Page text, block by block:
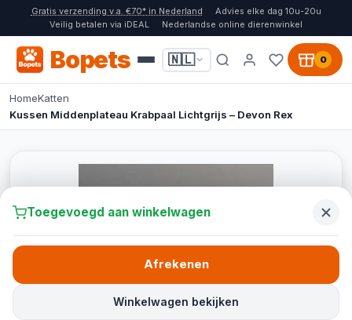
Gratis verzending v.a. €70* in Nederland
Advies elke dag 10u-20u
Veilig betalen via iDEAL
Nederlandse online dierenwinkel
Bopets 🇳🇱 0
HomeKatten
Kussen Middenplateau Krabpaal Lichtgrijs – Devon Rex
Toegevoegd aan winkelwagen
Winkelwagen bekijken
Afrekenen